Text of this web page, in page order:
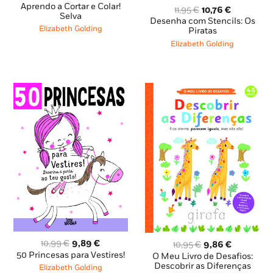
preço
original
era:
preço
é:
Aprendo a Cortar e Colar!
Selva
Elizabeth Golding
11,95€ O
preço
original
era:
10,76 €O
preço
é:
Desenha com Stencils: Os
Piratas
Elizabeth Golding
10,99€ O
preço
original
9,89€O
preço
atual
50 Princesas para Vestires!
Elizabeth Golding
10,95€ O
preço
original
9,86€O
preço
atual
O Meu Livro de Desafios:
Descobrir as Diferenças